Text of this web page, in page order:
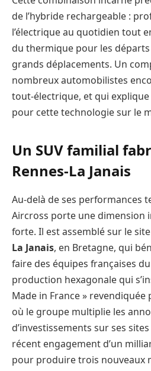
de l’hybride rechargeable :
l’électrique au quotidien tout
du thermique pour les départs
grands déplacements. Un
nombreux automobilistes
tout-électrique, et qui
pour cette technologie sur le
Un SUV familial
Rennes-La Janais
Au-delà de ses performances
Aircross porte une dimension
forte. Il est assemblé sur le
La Janais, en Bretagne, qui
faire des équipes françaises
production hexagonale qui
Made in France » revendiquée
où le groupe multiplie les
d’investissements sur ses
récent engagement d’un
pour produire trois nouveaux